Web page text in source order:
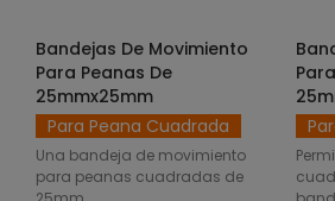
SELECCIONAR OPCIONES
Bandejas De Movimiento
Para Peanas De
25mmx25mm
Para Peana Cuadrada
Una bandeja de movimiento
para peanas cuadradas de